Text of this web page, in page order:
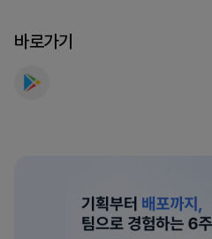
바로가기